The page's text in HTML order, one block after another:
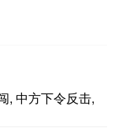
, 中方下令反击,